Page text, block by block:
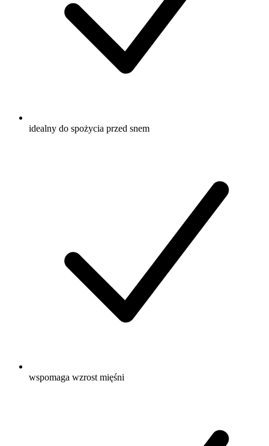
idealny do spożycia przed snem
wspomaga wzrost mięśni